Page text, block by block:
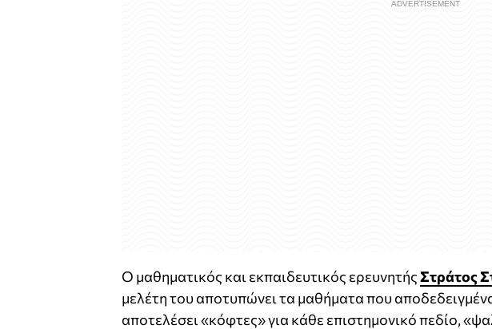
Ο μαθηματικός και εκπαιδευτικός ερευνητήςΣτράτος
μελέτη του αποτυπώνει τα μαθήματα που
αποτελέσει «κόφτες» για κάθε επιστημονικό πεδίο,